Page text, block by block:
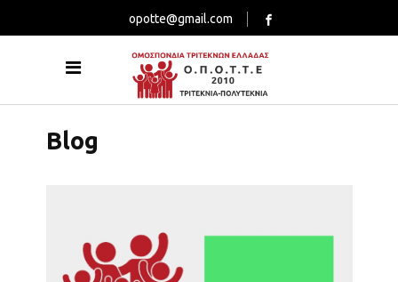
opotte@gmail.com
Blog